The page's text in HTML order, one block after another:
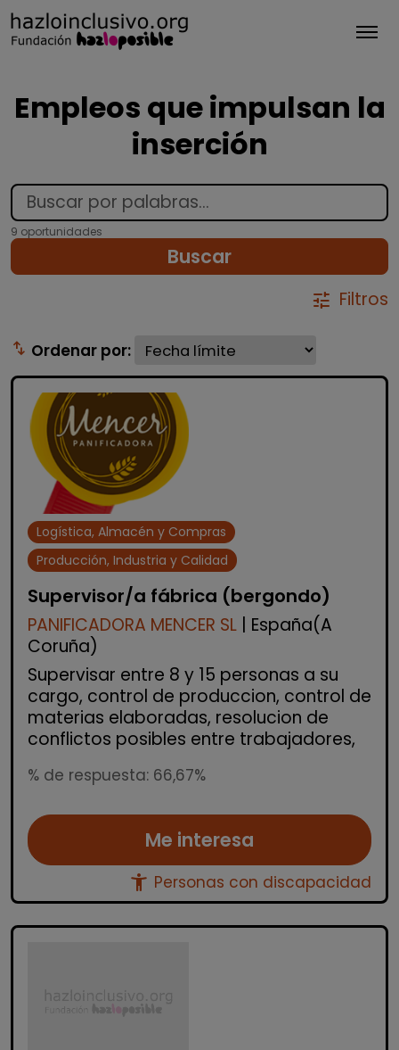
Empleos que impulsan la
inserción
9 oportunidades
Buscar
tune Filtros
swap_vert Ordenar por:
Logística, Almacén y Compras
Producción, Industria y Calidad
Supervisor/a fábrica (bergondo)
PANIFICADORA MENCER SL | España(A
Coruña)
Supervisar entre 8 y 15 personas a su
cargo, control de produccion, control de
materias elaboradas, resolucion de
conflictos posibles entre trabajadores,
% de respuesta: 66,67%
Me interesa
accessibility_new Personas con discapacidad